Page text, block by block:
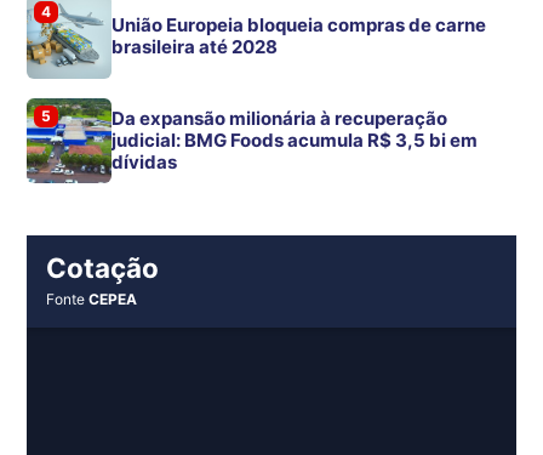
4
União Europeia bloqueia compras de carne
brasileira até 2028
5
Da expansão milionária à recuperação
judicial: BMG Foods acumula R$ 3,5 bi em
dívidas
Cotação
FonteCEPEA